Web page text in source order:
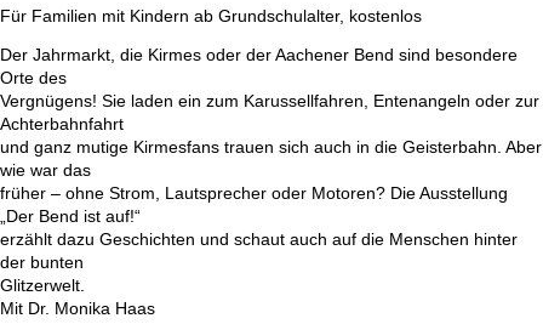
Für Familien mit Kindern ab Grundschulalter, kostenlos
Der Jahrmarkt, die Kirmes oder der Aachener Bend sind besondere
Orte des
Vergnügens! Sie laden ein zum Karussellfahren, Entenangeln oder zur
Achterbahnfahrt
und ganz mutige Kirmesfans trauen sich auch in die Geisterbahn. Aber
wie war das
früher – ohne Strom, Lautsprecher oder Motoren? Die Ausstellung
„Der Bend ist auf!“
erzählt dazu Geschichten und schaut auch auf die Menschen hinter
der bunten
Glitzerwelt.
Mit Dr. Monika Haas